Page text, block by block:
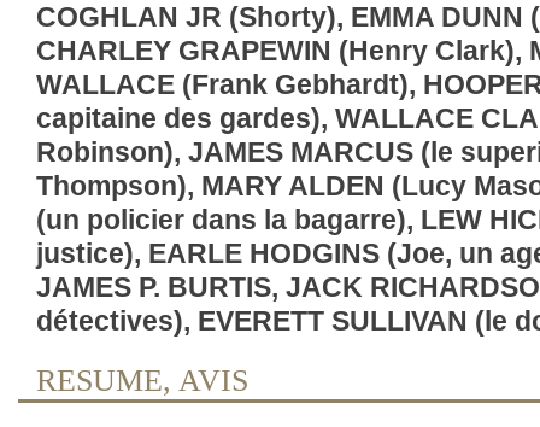
COGHLAN JR (Shorty), EMMA DUNN
CHARLEY GRAPEWIN (Henry Clark),
WALLACE (Frank Gebhardt),
capitaine des gardes), WALLACE
Robinson), JAMES MARCUS (le
Thompson), MARY ALDEN (Lucy
(un policier dans la bagarre), LEW
justice), EARLE HODGINS (Joe, un
JAMES P. BURTIS, JACK
détectives), EVERETT SULLIVAN (le
RESUME, AVIS